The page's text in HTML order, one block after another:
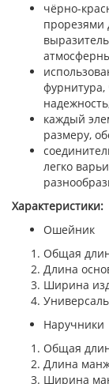
чёрно-
прорезями
фурнитура,
каждый
размеру,
легко
Характеристики:
Ошейник
Общая
Длина
Ширина
Наручники
Общая
Длина
Ширина